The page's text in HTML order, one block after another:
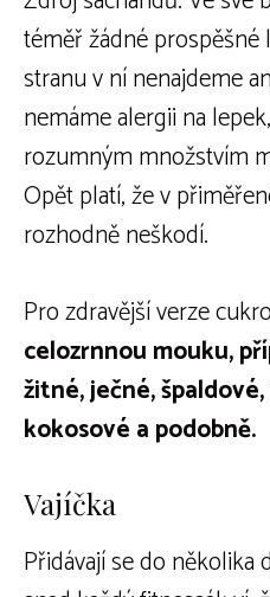
téměř žádné prospěšné
stranu v ní nenajdeme
nemáme alergii na
rozumným množstvím
Opět platí, že v
rozhodně neškodí.
Pro zdravější verze
celozrnnou mouku,
žitné, ječné,
kokosové a podobně.
Vajíčka
Přidávají se do několika